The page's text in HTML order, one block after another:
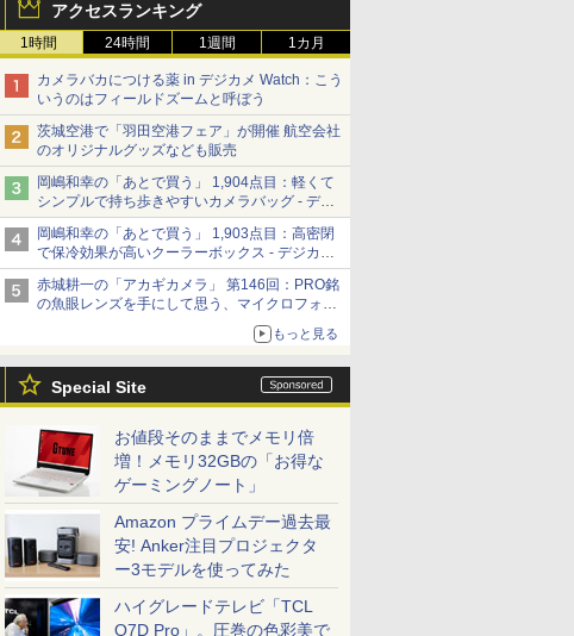
アクセスランキング
1時間 24時間 1週間 1カ月
カメラバカにつける薬 in デジカメ Watch：こう
いうのはフィールドズームと呼ぼう
茨城空港で「羽田空港フェア」が開催 航空会社
のオリジナルグッズなども販売
岡嶋和幸の「あとで買う」 1,904点目：軽くて
シンプルで持ち歩きやすいカメラバッグ - デジ
カメ Watch
岡嶋和幸の「あとで買う」 1,903点目：高密閉
で保冷効果が高いクーラーボックス - デジカメ
Watch
赤城耕一の「アカギカメラ」 第146回：PRO銘
の魚眼レンズを手にして思う、マイクロフォー
もっと見る
Special Site
お値段そのままでメモリ倍
増！メモリ32GBの「お得な
ゲーミングノート」
Amazon プライムデー過去最
安! Anker注目プロジェクタ
ー3モデルを使ってみた
ハイグレードテレビ「TCL
Q7D Pro」。圧巻の色彩美で